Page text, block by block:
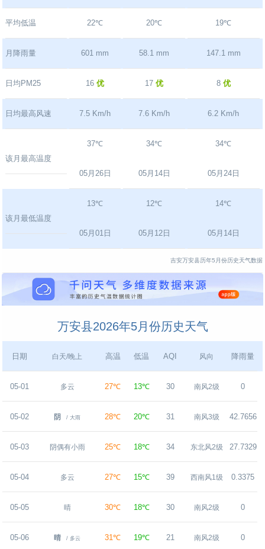
平均低温 22℃ 20℃ 19℃
月降雨量 601 mm 58.1 mm 147.1 mm
日均PM25 16优 17优 8 优
日均最高风速 7.5 Km/h 7.6 Km/h 6.2 Km/h
该月最高温度
37℃
05月26日
34℃
05月14日
34℃
05月24日
该月最低温度
13℃
05月01日
12℃
05月12日
14℃
05月14日
吉安万安县历年5月份历史天气数据
万安县2026年5月份历史天气
日期 白天/晚上 高温 低温 AQI 风向 降雨量
05-01 多云 27℃ 13℃ 30 南风2级 0
05-02 阴 / 大雨 28℃ 20℃ 31 南风3级 42.7656
05-03 阴偶有小雨 25℃ 18℃ 34 东北风2级 27.7329
05-04 多云 27℃ 15℃ 39 西南风1级 0.3375
05-05 晴 30℃ 18℃ 30 南风2级 0
05-06 晴 / 多云 31℃ 19℃ 21 南风2级 0